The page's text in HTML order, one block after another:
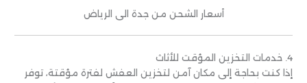
أسعار الشحن من جدة الى الرياض
4. خدمات التخزين المؤقت للأثاث
إذا كنت بحاجة إلى مكان آمن لتخزين العفش لفترة مؤقتة، توفر